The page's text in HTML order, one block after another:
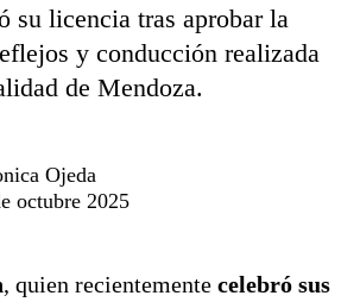
su licencia tras aprobar la
y conducción realizada
de Mendoza.
Ojeda
octubre 2025
, quien recientemente celebró sus